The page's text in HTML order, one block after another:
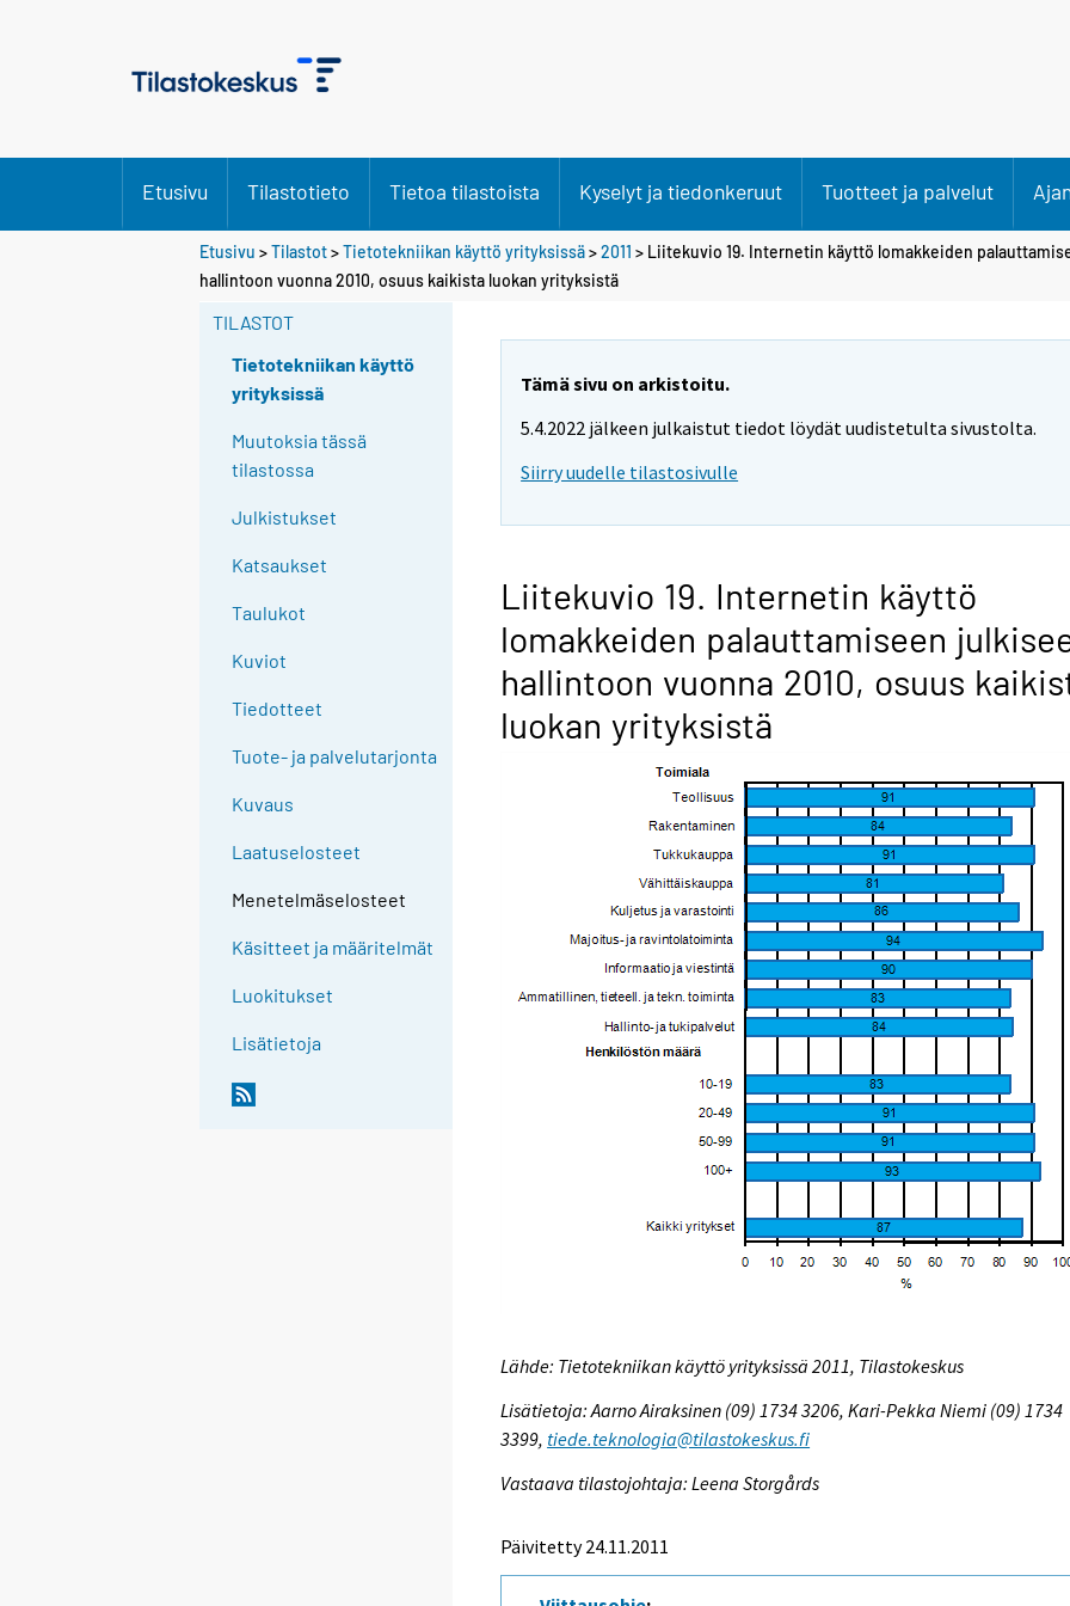
Etusivu Tilastotieto Tietoa tilastoista Kyselyt ja tiedonkeruut Tuotteet ja palvelut
Etusivu >Tilastot>Tietotekniikan käyttö yrityksissä>2011 > Liitekuvio 19. Internetin käyttö lomakkeiden
hallintoon vuonna 2010, osuus kaikista luokan yrityksistä
TILASTOT
Tietotekniikan käyttö
yrityksissä
Muutoksia tässä
tilastossa
Julkistukset
Katsaukset
Taulukot
Kuviot
Tiedotteet
Tuote- ja palvelutarjonta
Kuvaus
Laatuselosteet
Menetelmäselosteet
Käsitteet ja määritelmät
Luokitukset
Lisätietoja
Tämä sivu on arkistoitu.
5.4.2022 jälkeen julkaistut tiedot löydät uudistetulta sivustolta.
Siirry uudelle tilastosivulle
Liitekuvio 19. Internetin käyttö
lomakkeiden palauttamiseen
hallintoon vuonna 2010, osuus
luokan yrityksistä
Lähde: Tietotekniikan käyttö yrityksissä 2011, Tilastokeskus
Lisätietoja: Aarno Airaksinen (09) 1734 3206, Kari-Pekka Niemi (09) 1734
3399, tiede.teknologia@tilastokeskus.fi
Vastaava tilastojohtaja: Leena Storgårds
Päivitetty 24.11.2011